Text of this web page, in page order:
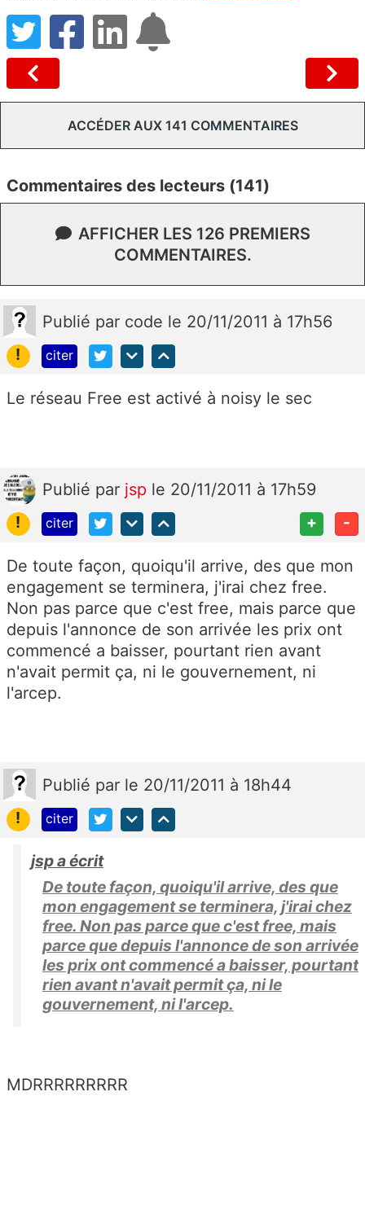
ACCÉDER AUX 141 COMMENTAIRES
Commentaires des lecteurs (141)
AFFICHER LES 126 PREMIERS
COMMENTAIRES.
Publié par code le 20/11/2011 à 17h56
!
citer
Le réseau Free est activé à noisy le sec
Publié par jsp le 20/11/2011 à 17h59
!
citer + -
De toute façon, quoiqu'il arrive, des que mon
engagement se terminera, j'irai chez free.
Non pas parce que c'est free, mais parce que
depuis l'annonce de son arrivée les prix ont
commencé a baisser, pourtant rien avant
n'avait permit ça, ni le gouvernement, ni
l'arcep.
Publié par le 20/11/2011 à 18h44
!
citer
jsp a écrit
De toute façon, quoiqu'il arrive, des que
mon engagement se terminera, j'irai chez
free. Non pas parce que c'est free, mais
parce que depuis l'annonce de son arrivée
les prix ont commencé a baisser, pourtant
rien avant n'avait permit ça, ni le
gouvernement, ni l'arcep.
MDRRRRRRRRR